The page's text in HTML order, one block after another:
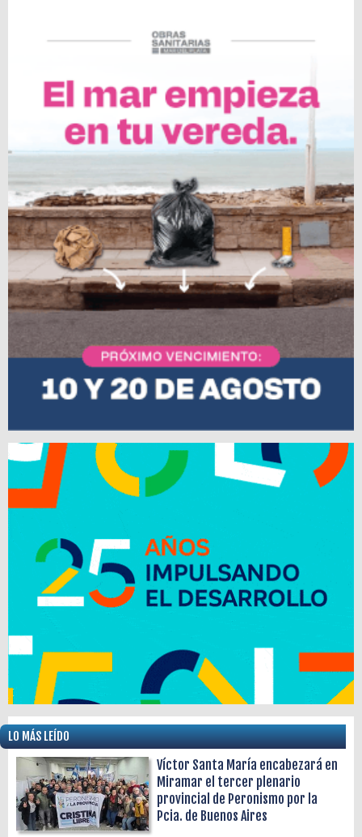
LO MÁS LEÍDO
Víctor Santa María encabezará en
Miramar el tercer plenario
provincial de Peronismo por la
Pcia. de Buenos Aires